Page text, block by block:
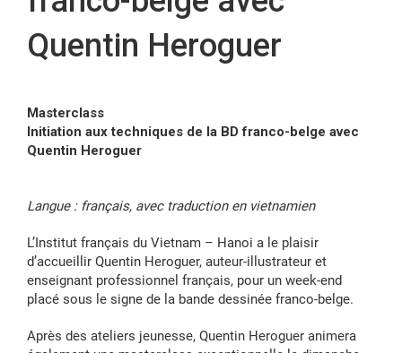
Quentin Heroguer
Masterclass
Initiation aux techniques de la BD franco-belge avec
Quentin Heroguer
Langue : français, avec traduction en vietnamien
L’Institut français du Vietnam – Hanoi a le plaisir
d’accueillir Quentin Heroguer, auteur-illustrateur et
enseignant professionnel français, pour un week-end
placé sous le signe de la bande dessinée franco-belge.
Après des ateliers jeunesse, Quentin Heroguer animera